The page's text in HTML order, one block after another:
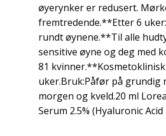
øyerynker er redusert.
fremtredende.**Etter 6
rundt øynene.**Til alle
sensitive øyne og deg med
81
uker.Bruk:Påfør på
morgen og kveld.20 ml
Serum 2.5% (Hyaluronic Acid